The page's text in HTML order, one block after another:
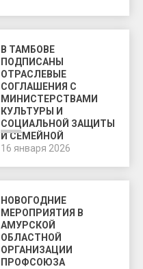
В ТАМБОВЕ
ПОДПИСАНЫ
ОТРАСЛЕВЫЕ
СОГЛАШЕНИЯ С
МИНИСТЕРСТВАМИ
КУЛЬТУРЫ И
СОЦИАЛЬНОЙ ЗАЩИТЫ
И СЕМЕЙНОЙ
ПОЛИТИКИ
16 января 2026
НОВОГОДНИЕ
МЕРОПРИЯТИЯ В
АМУРСКОЙ
ОБЛАСТНОЙ
ОРГАНИЗАЦИИ
ПРОФСОЮЗА